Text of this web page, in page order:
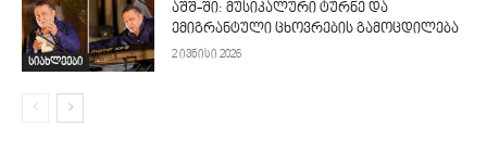
სიახლეები
აშშ-ში: მუსიკალური ტურნე და
ემიგრანტული ცხოვრების გამოცდილება
2 ივნისი 2026